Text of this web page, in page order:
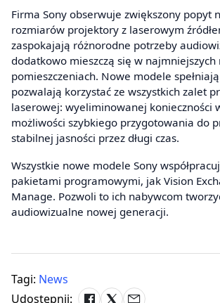
Firma Sony obserwuje zwiększony popyt
rozmiarów projektory z laserowym
zaspokajają różnorodne potrzeby
dodatkowo mieszczą się w najmniejszych
pomieszczeniach. Nowe modele
pozwalają korzystać ze wszystkich zalet
laserowej: wyeliminowanej konieczności
możliwości szybkiego przygotowania do
stabilnej jasności przez długi czas.
Wszystkie nowe modele Sony
pakietami programowymi, jak Vision
Manage. Pozwoli to ich nabywcom
audiowizualne nowej generacji.
Tagi: News
Udostępnij: